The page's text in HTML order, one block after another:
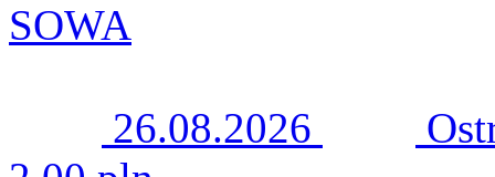
SOWA
26.08.2026